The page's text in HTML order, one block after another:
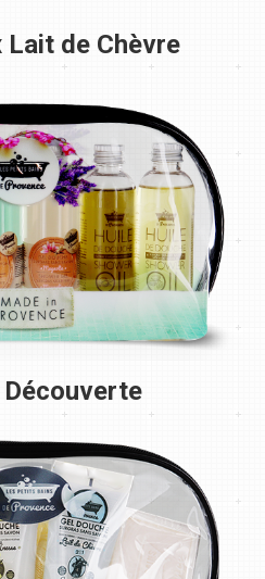
Lait de Chèvre